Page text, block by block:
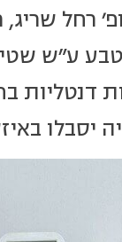
רחל
ע"ש